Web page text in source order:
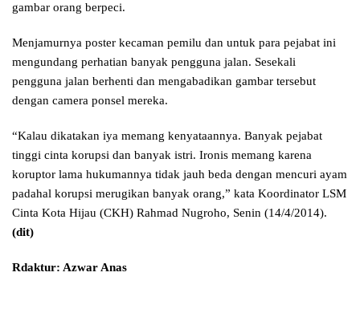
gambar orang berpeci.
Menjamurnya poster kecaman pemilu dan untuk para pejabat ini
mengundang perhatian banyak pengguna jalan. Sesekali
pengguna jalan berhenti dan mengabadikan gambar tersebut
dengan camera ponsel mereka.
“Kalau dikatakan iya memang kenyataannya. Banyak pejabat
tinggi cinta korupsi dan banyak istri. Ironis memang karena
koruptor lama hukumannya tidak jauh beda dengan mencuri ayam
padahal korupsi merugikan banyak orang,” kata Koordinator LSM
Cinta Kota Hijau (CKH) Rahmad Nugroho, Senin (14/4/2014).
(dit)
Rdaktur: Azwar Anas